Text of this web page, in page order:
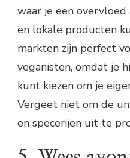
waar je een
en lokale producten
markten zijn perfect
veganisten, omdat je
kunt kiezen om je
Vergeet niet om de
en specerijen uit te